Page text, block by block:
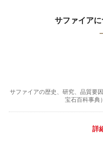
サファイア
サファイアの歴史、研究、品質要
宝石百科事典
詳